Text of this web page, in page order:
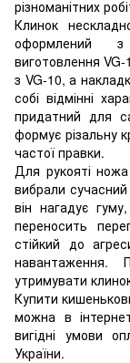
різноманітних
Клинок
оформлений з
виготовлення
з VG-10, а
собі відмінні
придатний для
формує різальну
частої правки.
Для рукояті
вибрали сучасний
він нагадує
переносить
стійкий до
навантаження.
утримувати
Купити
можна в
вигідні умови
України.